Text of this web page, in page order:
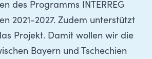
des Programms INTERREG
2021-2027. Zudem unterstützt
Projekt. Damit wollen wir die
Bayern und Tschechien